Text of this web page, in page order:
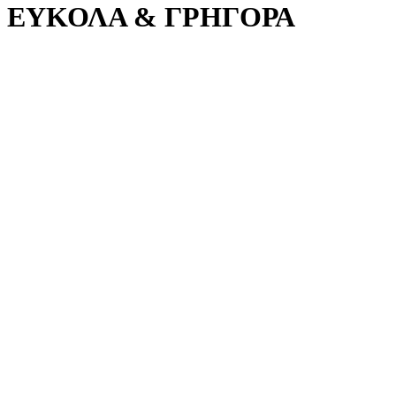
ΕΥΚΟΛΑ & ΓΡΗΓΟΡΑ